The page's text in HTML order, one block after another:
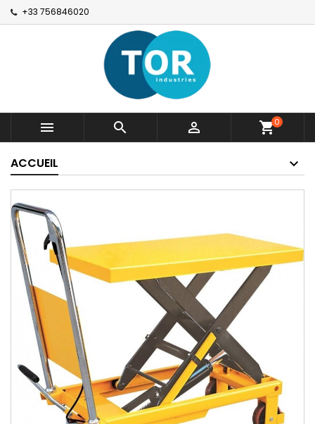
+33 756846020
   shopping_cart0
ACCUEIL